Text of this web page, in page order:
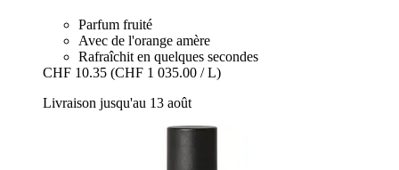
Parfum fruité
Avec de l'orange amère
Rafraîchit en quelques secondes
CHF 10.35 (CHF 1 035.00 / L)
Livraison jusqu'au 13 août